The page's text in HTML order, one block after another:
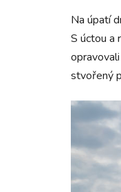
Na úpatí
S úctou a
stvořený